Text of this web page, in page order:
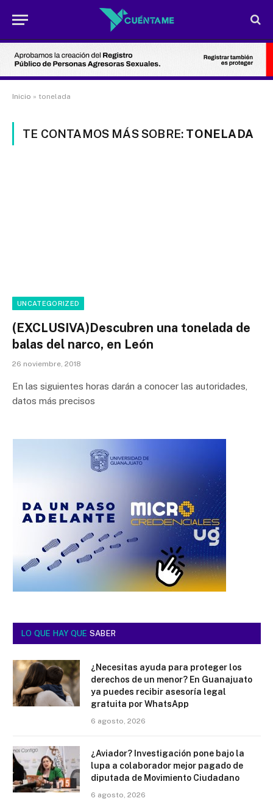
Inicio » tonelada
TE CONTAMOS MÁS SOBRE: TONELADA
UNCATEGORIZED
(EXCLUSIVA)Descubren una tonelada de
balas del narco, en León
26 noviembre, 2018
En las siguientes horas darán a conocer las autoridades,
datos más precisos
LO QUE HAY QUE SABER
¿Necesitas ayuda para proteger los
derechos de un menor? En Guanajuato
ya puedes recibir asesoría legal
gratuita por WhatsApp
6 agosto, 2026
¿Aviador? Investigación pone bajo la
lupa a colaborador mejor pagado de
diputada de Movimiento Ciudadano
6 agosto, 2026